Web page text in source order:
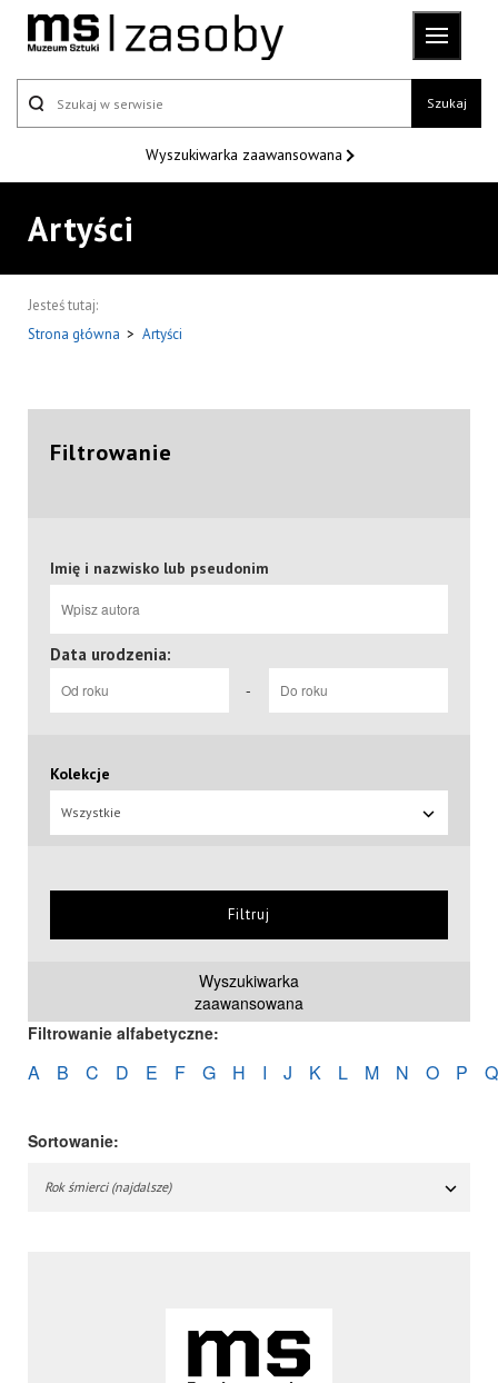
Szukaj
Wyszukiwarka zaawansowana
Artyści
Jesteś tutaj:
Strona główna > Artyści
Filtrowanie
Imię i nazwisko lub pseudonim
Data urodzenia:
-
Kolekcje
Wszystkie
Filtruj
Wyszukiwarka
zaawansowana
Filtrowanie alfabetyczne:
A B C D E F G H I J K L M N O P Q
Sortowanie:
Rok śmierci (najdalsze)